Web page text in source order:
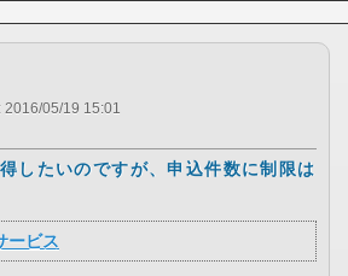
2016/05/19 15:01
したいのですが、申込件数に制限は
ービス